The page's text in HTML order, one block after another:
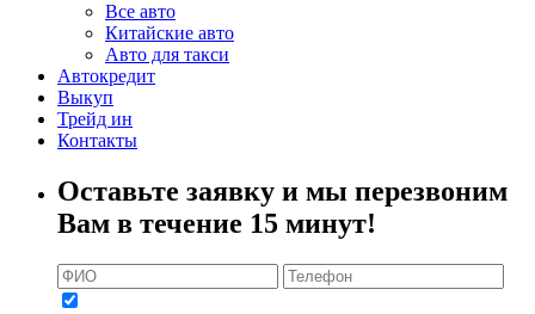
Все авто
Китайские авто
Авто для такси
Автокредит
Выкуп
Трейд ин
Контакты
Оставьте заявку и мы перезвоним
Вам в течение 15 минут!